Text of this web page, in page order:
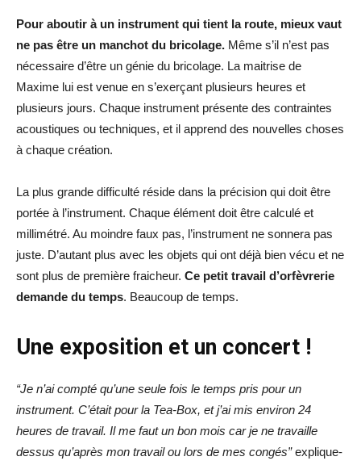
Pour aboutir à un instrument qui tient la route, mieux vaut
ne pas être un manchot du bricolage. Même s’il n’est pas
nécessaire d’être un génie du bricolage. La maitrise de
Maxime lui est venue en s’exerçant plusieurs heures et
plusieurs jours. Chaque instrument présente des contraintes
acoustiques ou techniques, et il apprend des nouvelles choses
à chaque création.
La plus grande difficulté réside dans la précision qui doit être
portée à l’instrument. Chaque élément doit être calculé et
millimétré. Au moindre faux pas, l’instrument ne sonnera pas
juste. D’autant plus avec les objets qui ont déjà bien vécu et ne
sont plus de première fraicheur. Ce petit travail d’orfèvrerie
demande du temps. Beaucoup de temps.
Une exposition et un concert !
“Je n’ai compté qu’une seule fois le temps pris pour un
instrument. C’était pour la Tea-Box, et j’ai mis environ 24
heures de travail. Il me faut un bon mois car je ne travaille
dessus qu’après mon travail ou lors de mes congés”explique-